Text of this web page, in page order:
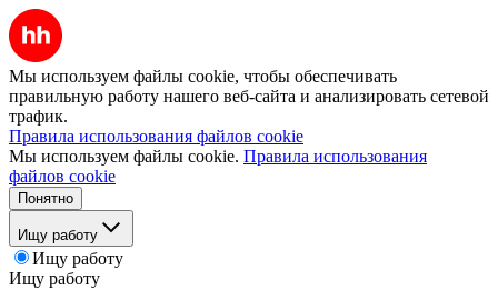
Мы используем файлы cookie, чтобы обеспечивать
правильную работу нашего веб-сайта и анализировать сетевой
трафик.
Правила использования файлов cookie
Мы используем файлы cookie. Правила использования
файлов cookie
Понятно
Ищу работу
Ищу работу
Ищу работу